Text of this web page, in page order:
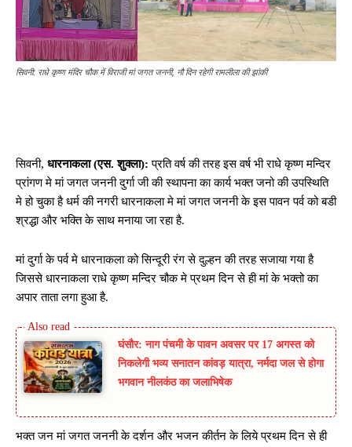
सिवनी: राधे कृष्ण मंदिर चौक में विराजी मां जगत जननी, नौ दिन रहेगी रामलीला की झांकी
सिवनी, धारनाकला (एस. शुक्ला):प्रति वर्ष की तरह इस वर्ष भी राधे कृष्ण मन्दिर
प्रांगण मे मां जगत जननी दुर्गा जी की स्थापना का कार्य भक्त जनो की उपस्थिति
मे हो चुका है धर्म की नगरी धारनाकला मे मां जगत जननी के इस पावन पर्व को बडी
श्रद्धा और भक्ति के साथ मनाया जा रहा है.
मां दुर्गा के पर्व मे धारनाकला को सिन्दूरी रंग से दुल्हन की तरह सजाया गया है
जिससे धारनाकला राधे कृष्ण मन्दिर चौक मे प्रथम दिन से ही मां के भक्तो का
अपार ताता लगा हुआ है.
घंसौर: नाग पंचमी के पावन अवसर पर 17 अगस्त को
निकलेगी भव्य सनातन कांवड़ यात्रा, नर्मदा जल से होगा
भगवान नीलकंठ का जलाभिषेक
भक्त जन मां जगत जननी के दर्शन और भजन कीर्तन के लिये प्रथम दिन से ही